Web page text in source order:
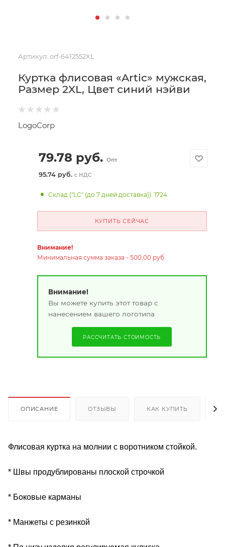
Артикул: orf-6412552XL
Куртка флисовая «Artic» мужская,
Размер 2XL, Цвет синий нэйви
LogoCorp
79.78 руб. Опт
95.74 руб. с НДС
Склад ("LC" (до 7 дней доставка)): 1724
КУПИТЬ СЕЙЧАС
Внимание!
Минимальная сумма заказа - 500,00 руб.
Внимание!
Вы можете купить этот товар с
нанесением вашего логотипа
РАССЧИТАТЬ СТОИМОСТЬ
ОПИСАНИЕ ОТЗЫВЫ КАК КУПИТЬ
Флисовая куртка на молнии с воротником стойкой.
* Швы продублированы плоской строчкой
* Боковые карманы
* Манжеты с резинкой